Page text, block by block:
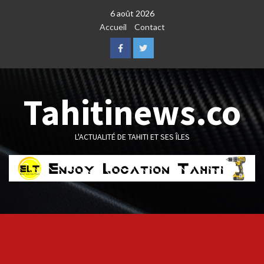
6 août 2026
Accueil
Contact
FacebookTwitter
Tahitinews.co
L'ACTUALITÉ DE TAHITI ET SES ÎLES